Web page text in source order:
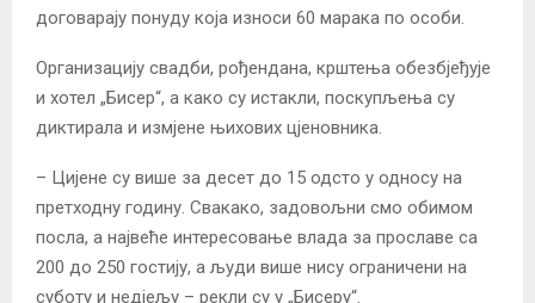
договарају понуду која износи 60 марака по особи.
Организацију свадби, рођендана, крштења обезбјеђује
и хотел „Бисер“, а како су истакли, поскупљења су
диктирала и измјене њихових цјеновника.
– Цијене су више за десет до 15 одсто у односу на
претходну годину. Свакако, задовољни смо обимом
посла, а највеће интересовање влада за прославе са
200 до 250 гостију, а људи више нису ограничени на
суботу и недјељу – рекли су у „Бисеру“.